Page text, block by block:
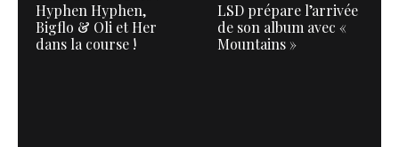
Hyphen Hyphen,
Bigflo & Oli et Her
dans la course !
LSD prépare l’arrivée
de son album avec «
Mountains »